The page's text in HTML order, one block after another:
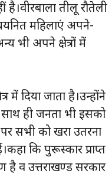
है।वीरबाला तीलू रौतेली
महिलाएं अपने-
भी अपने क्षेत्रों में
दिया जाता है।उन्होंने
ही जनता भी इसको
सभी को खरा उतरना
कि पुरूस्कार प्राप्त
है व उत्तराखण्ड सरकार